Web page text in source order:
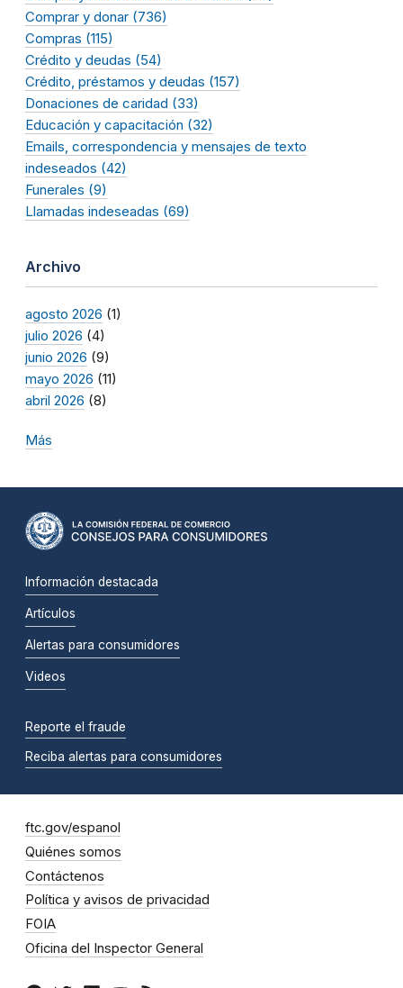
Comprar y donar (736)
Compras (115)
Crédito y deudas (54)
Crédito, préstamos y deudas (157)
Donaciones de caridad (33)
Educación y capacitación (32)
Emails, correspondencia y mensajes de texto
indeseados (42)
Funerales (9)
Llamadas indeseadas (69)
Archivo
agosto 2026 (1)
julio 2026 (4)
junio 2026 (9)
mayo 2026 (11)
abril 2026 (8)
Más
Información destacada
Artículos
Alertas para consumidores
Videos
Reporte el fraude
Reciba alertas para consumidores
ftc.gov/espanol
Quiénes somos
Contáctenos
Política y avisos de privacidad
FOIA
Oficina del Inspector General